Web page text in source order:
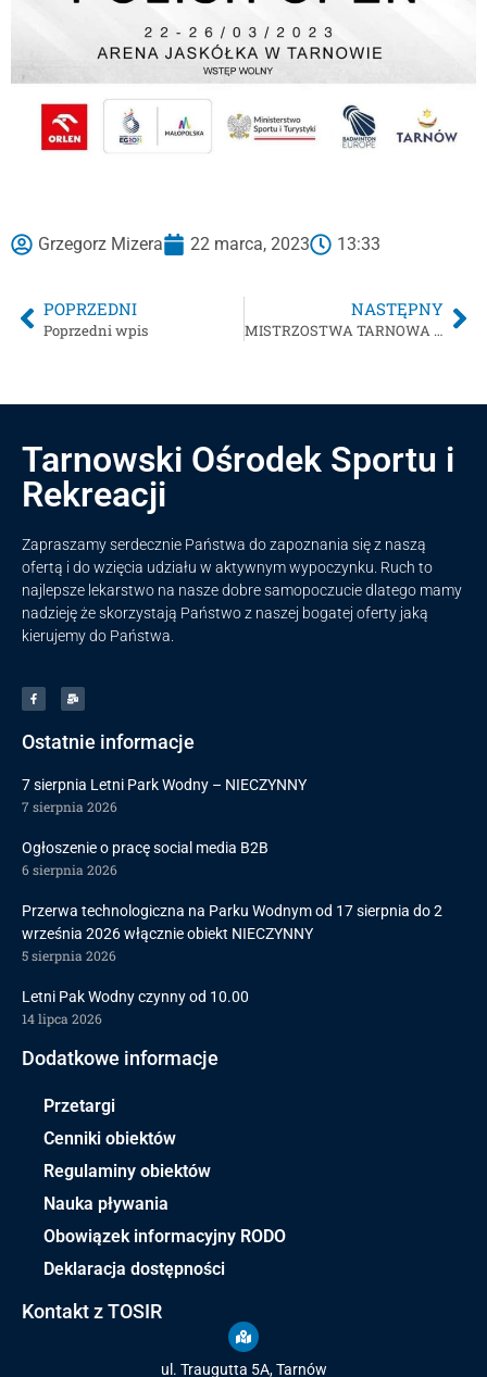
Grzegorz Mizera 22 marca, 2023 13:33
POPRZEDNI
Poprzedni wpis
NASTĘPNY
MISTRZOSTWA TARNOWA – PIŁKA RĘCZNA : IGRZYSKA MŁODZIEŻY SZKOLNEJ /rocznik 2008–2009/ – zespoły chłopców i zespoły dziewcząt , IGRZYSKA DZIECI /rocznik 2010 i młodsi/ – zespoły chłopców i zespoły dziewcząt
Tarnowski Ośrodek Sportu i
Rekreacji
Zapraszamy serdecznie Państwa do zapoznania się z naszą
ofertą i do wzięcia udziału w aktywnym wypoczynku. Ruch to
najlepsze lekarstwo na nasze dobre samopoczucie dlatego mamy
nadzieję że skorzystają Państwo z naszej bogatej oferty jaką
kierujemy do Państwa.
Ostatnie informacje
7 sierpnia Letni Park Wodny – NIECZYNNY
7 sierpnia 2026
Ogłoszenie o pracę social media B2B
6 sierpnia 2026
Przerwa technologiczna na Parku Wodnym od 17 sierpnia do 2
września 2026 włącznie obiekt NIECZYNNY
5 sierpnia 2026
Letni Pak Wodny czynny od 10.00
14 lipca 2026
Dodatkowe informacje
Przetargi
Cenniki obiektów
Regulaminy obiektów
Nauka pływania
Obowiązek informacyjny RODO
Deklaracja dostępności
Kontakt z TOSIR
ul. Traugutta 5A, Tarnów